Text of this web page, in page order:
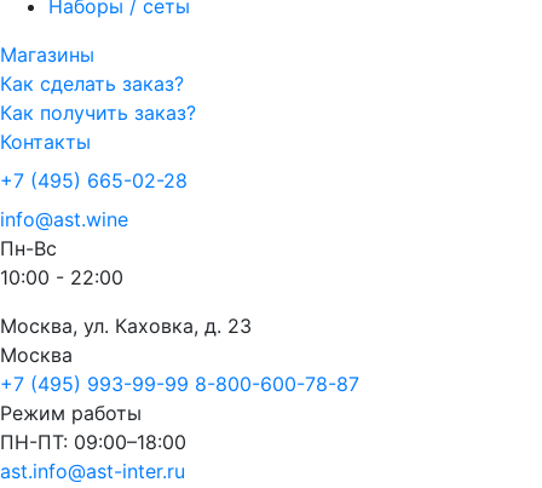
Наборы / сеты
Магазины
Как сделать заказ?
Как получить заказ?
Контакты
+7 (495) 665-02-28
info@ast.wine
Пн-Вс
10:00 - 22:00
Москва, ул. Каховка, д. 23
Москва
+7 (495) 993-99-99 8-800-600-78-87
Режим работы
ПН-ПТ: 09:00–18:00
ast.info@ast-inter.ru